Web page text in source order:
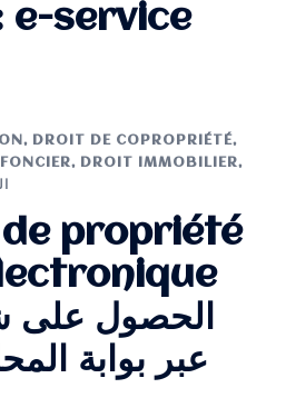
e-service
, DROIT DE COPROPRIÉTÉ,
, DROIT IMMOBILIER,
propriété
الحصول على
عبر بوابة